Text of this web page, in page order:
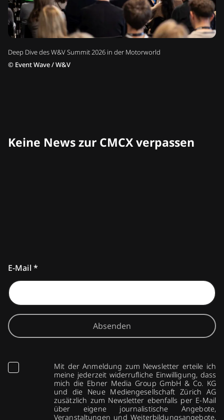
Deep Dive des W&V Summit 2026 in der Motorworld
© Event Wave / W&V
Keine News zur CMCX verpassen
E-Mail *
Absenden
Mit der Anmeldung zum Newsletter erteile ich
meine jederzeit widerrufliche Einwilligung, dass
mich die Ebner Media Group GmbH & Co. KG
und die Neue Mediengesellschaft Zürich AG
zusätzlich zum Newsletter ebenfalls per E-Mail
über eigene journalistische Angebote,
Veranstaltungen und Weiterbildungsangebote,